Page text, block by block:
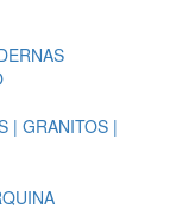
| GRANITOS |